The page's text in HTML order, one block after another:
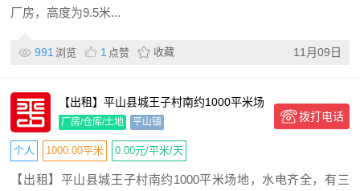
厂房，高度为9.5米...
991 浏览 1 点赞 收藏 11月09日
【出租】平山县城王子村南约1000平米场
地
厂房/仓库/土地 平山镇 拨打电话
个人 1000.00平米 0.00元/平米/天
【出租】平山县城王子村南约1000平米场地，水电齐全，有三